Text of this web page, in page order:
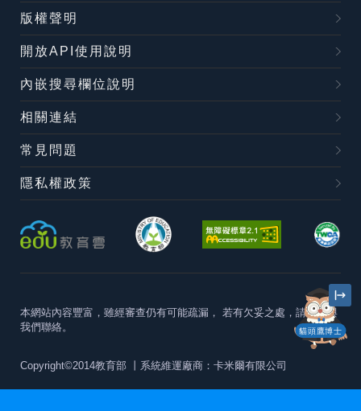
貓頭鷹博士
版權聲明
開放API使用說明
內嵌搜尋欄位說明
相關連結
常見問題
隱私權政策
本網站內容豐富，雖經審查仍有可能疏漏， 若有欠妥之處，請隨時與
我們聯絡。
Copyright©2014教育部 丨系統維運廠商：卡米爾有限公司